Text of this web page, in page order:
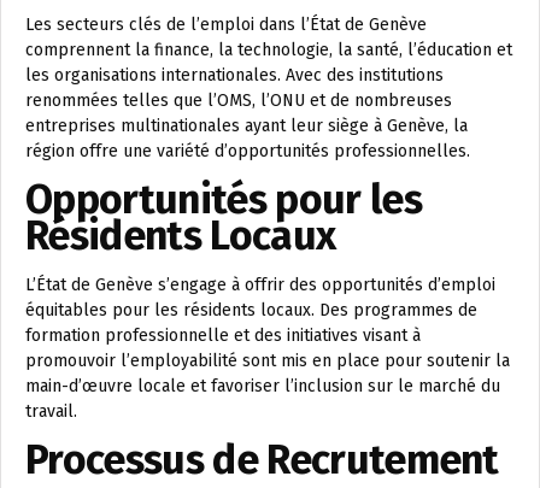
Les secteurs clés de l’emploi dans l’État de Genève
comprennent la finance, la technologie, la santé, l’éducation et
les organisations internationales. Avec des institutions
renommées telles que l’OMS, l’ONU et de nombreuses
entreprises multinationales ayant leur siège à Genève, la
région offre une variété d’opportunités professionnelles.
Opportunités pour les
Résidents Locaux
L’État de Genève s’engage à offrir des opportunités d’emploi
équitables pour les résidents locaux. Des programmes de
formation professionnelle et des initiatives visant à
promouvoir l’employabilité sont mis en place pour soutenir la
main-d’œuvre locale et favoriser l’inclusion sur le marché du
travail.
Processus de Recrutement